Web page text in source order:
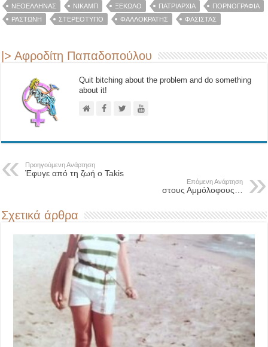
ΝΕΟΈΛΛΗΝΑΣ
ΝΙΚΆΜΠ ΞΈΚΩΛO ΠΑΤΡΙΑΡΧΊΑ
ΠΟΡΝΟΓΡΑΦΊΑ
ΡΑΣΤΏΝΗ
ΣΤΕΡΕΌΤΥΠΟ ΦΑΛΛΟΚΡΆΤΗΣ ΦΑΣΊΣΤΑΣ
|> Αφροδίτη Παπαδοπούλου
Quit bitching about the problem and do something
about it!
Προηγούμενη Ανάρτηση
Έφυγε από τη ζωή ο Takis
Επόμενη Ανάρτηση
στους Αμμόλοφους…
Σχετικά άρθρα